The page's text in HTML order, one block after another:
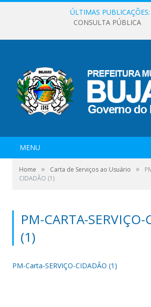
ÚLTIMAS PUBLICAÇÕES:
CONSULTA PÚBLICA
MENU
Home » Carta de Serviços ao Usuário »
CIDADÃO (1)
PM-CARTA-
(1)
PM-Carta-SERVIÇO-CIDADÃO (1)